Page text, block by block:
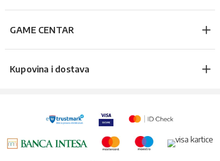
GAME CENTAR
Kupovina i dostava